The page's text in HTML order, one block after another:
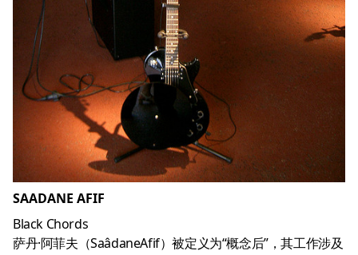
SAADANE AFIF
Black Chords
萨丹·阿菲夫（SaâdaneAfif）被定义为“概念后”，其工作涉及